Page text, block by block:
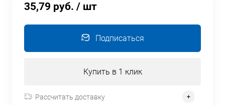
35,79 руб. / шт
Подписаться
Купить в 1 клик
Рассчитать доставку